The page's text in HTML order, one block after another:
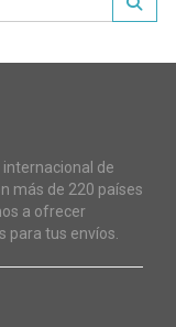
internacional de
más de 220 países
a ofrecer
para tus envíos.